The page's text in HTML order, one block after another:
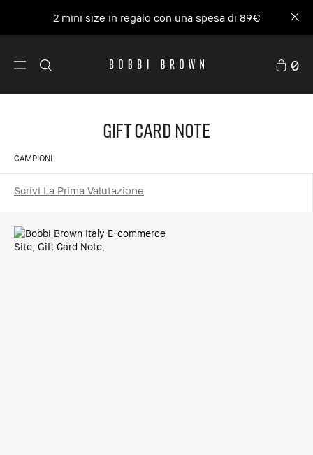
2 mini size in regalo con una spesa di 89€
0
Gift Card Note
CAMPIONI
Scrivi La Prima Valutazione